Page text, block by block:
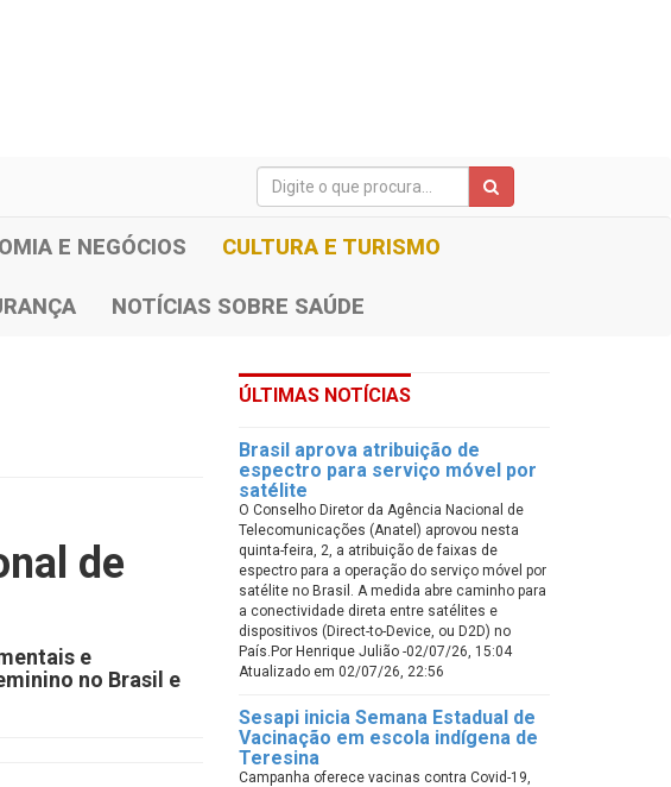
E NEGÓCIOS CULTURA E TURISMO
NOTÍCIAS SOBRE SAÚDE
de
e
no Brasil e
ÚLTIMAS NOTÍCIAS
Brasil aprova atribuição de
espectro para serviço móvel por
satélite
O Conselho Diretor da Agência Nacional de
Telecomunicações (Anatel) aprovou nesta
quinta-feira, 2, a atribuição de faixas de
espectro para a operação do serviço móvel por
satélite no Brasil. A medida abre caminho para
a conectividade direta entre satélites e
dispositivos (Direct-to-Device, ou D2D) no
País.Por Henrique Julião -02/07/26, 15:04
Atualizado em 02/07/26, 22:56
Sesapi inicia Semana Estadual de
Vacinação em escola indígena de
Teresina
Campanha oferece vacinas contra Covid-19,